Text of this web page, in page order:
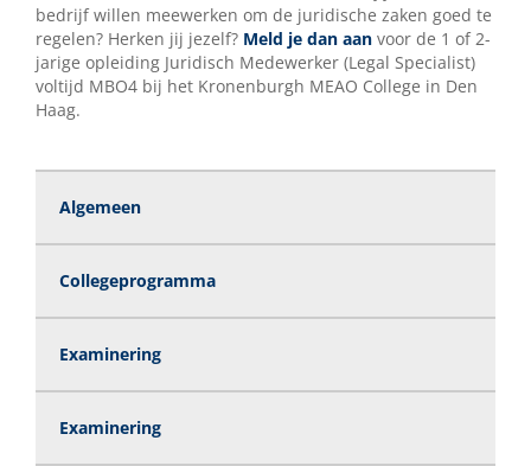
bedrijf willen meewerken om de juridische zaken goed te
regelen? Herken jij jezelf? Meld je dan aan voor de 1 of 2-
jarige opleiding Juridisch Medewerker (Legal Specialist)
voltijd MBO4 bij het Kronenburgh MEAO College in Den
Haag.
Algemeen
Collegeprogramma
Examinering
Examinering